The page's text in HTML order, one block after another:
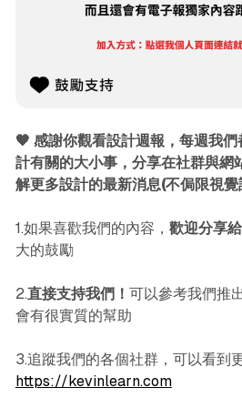
🧡 感謝你觀看設計週報，每週我
計有關的大小事，分享在社群與網
解更多設計的最新消息(不侷限視覺
1.如果喜歡我們的內容， 歡迎分享
大的鼓勵
2.直接支持我們！ 可以參考我們推
會有很實質的幫助
3.追蹤我們的各個社群，可以看到
https://kevinlearn.com